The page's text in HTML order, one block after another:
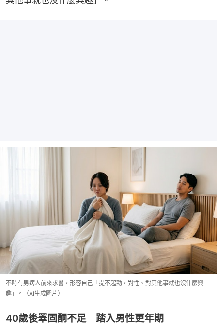
不時有男病人前來求醫，形容自己「提不起勁，對性、對其他事就也沒什麼興
趣」。（AI生成圖片）
40歲後睪固酮不足 踏入男性更年期